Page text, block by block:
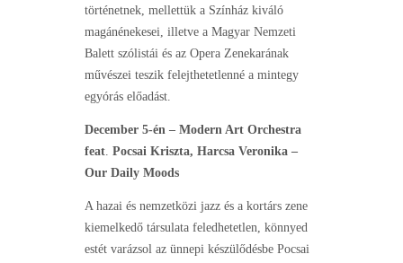
történetnek, mellettük a Színház kiváló
magánénekesei, illetve a Magyar Nemzeti
Balett szólistái és az Opera Zenekarának
művészei teszik felejthetetlenné a mintegy
egyórás előadást.
December 5-én – Modern Art Orchestra
feat. Pocsai Kriszta, Harcsa Veronika –
Our Daily Moods
A hazai és nemzetközi jazz és a kortárs zene
kiemelkedő társulata feledhetetlen, könnyed
estét varázsol az ünnepi készülődésbe Pocsai